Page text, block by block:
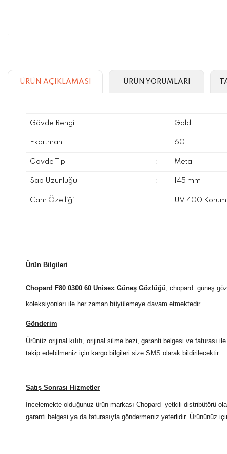
ÜRÜN AÇIKLAMASI ÜRÜN YORUMLARI
Gövde Rengi : Gold
Ekartman : 60
Gövde Tipi : Metal
Sap Uzunluğu : 145 mm
Cam Özelliği : UV 400
Ürün Bilgileri
Chopard F80 0300 60 Unisex Güneş Gözlüğü, chopard güneş
koleksiyonları ile her zaman büyülemeye davam etmektedir.
Gönderim
Ürünüz orijinal kılıfı, orijinal silme bezi, garanti belgesi ve faturası
takip edebilmeniz için kargo bilgileri size SMS olarak bildirilecektir.
Satış Sonrası Hizmetler
İncelemekte olduğunuz ürün markası Chopard yetkili distribütörü
garanti belgesi ya da faturasıyla göndermeniz yeterlidir. Ürününüz